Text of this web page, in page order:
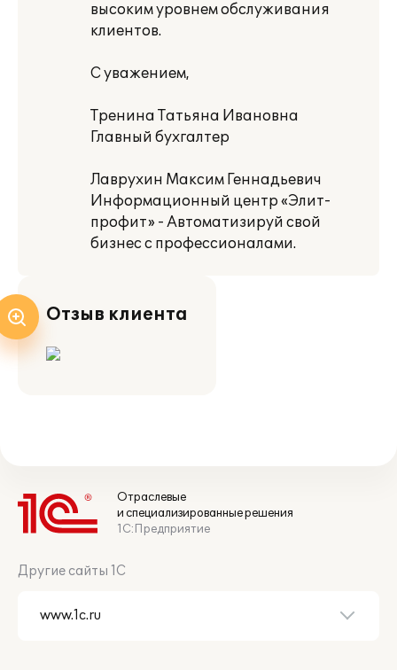
высоким уровнем обслуживания
клиентов.
С уважением,
Тренина Татьяна Ивановна
Главный бухгалтер
Лаврухин Максим Геннадьевич
Информационный центр «Элит-
профит» - Автоматизируй свой
бизнес с профессионалами.
Отзыв клиента
Отраслевые
и специализированные решения
1С:Предприятие
Другие сайты 1С